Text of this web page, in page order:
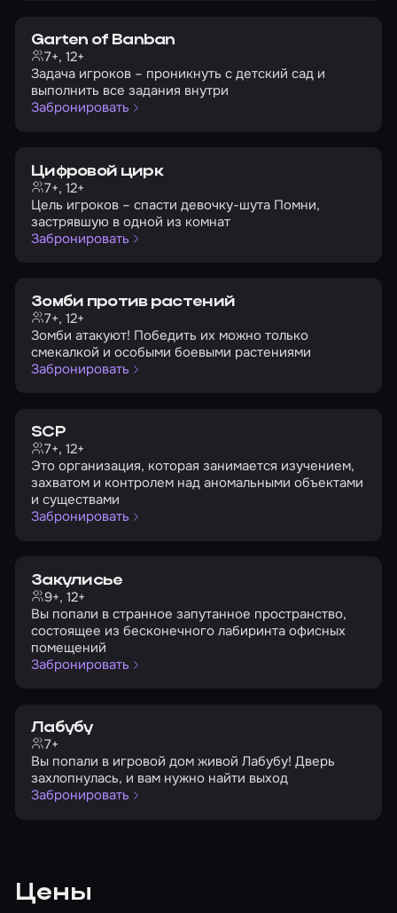
Garten of Banban
7+, 12+
Задача игроков – проникнуть с детский сад и
выполнить все задания внутри
Забронировать
Цифровой цирк
7+, 12+
Цель игроков – спасти девочку-шута Помни,
застрявшую в одной из комнат
Забронировать
Зомби против растений
7+, 12+
Зомби атакуют! Победить их можно только
смекалкой и особыми боевыми растениями
Забронировать
SCP
7+, 12+
Это организация, которая занимается изучением,
захватом и контролем над аномальными объектами
и существами
Забронировать
Закулисье
9+, 12+
Вы попали в странное запутанное пространство,
состоящее из бесконечного лабиринта офисных
помещений
Забронировать
Лабубу
7+
Вы попали в игровой дом живой Лабубу! Дверь
захлопнулась, и вам нужно найти выход
Забронировать
Цены